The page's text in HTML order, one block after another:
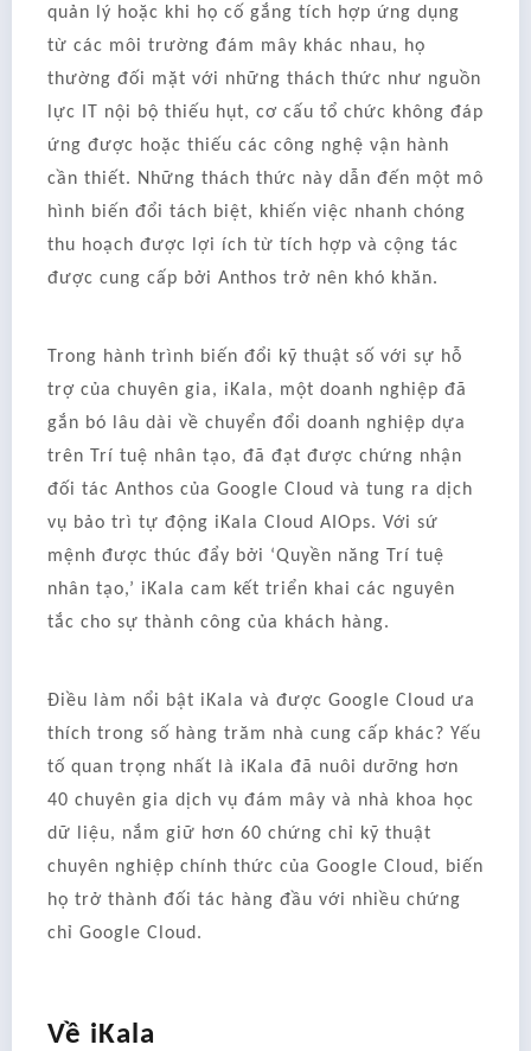
quản lý hoặc khi họ cố gắng tích hợp ứng dụng
từ các môi trường đám mây khác nhau, họ
thường đối mặt với những thách thức như nguồn
lực IT nội bộ thiếu hụt, cơ cấu tổ chức không đáp
ứng được hoặc thiếu các công nghệ vận hành
cần thiết. Những thách thức này dẫn đến một mô
hình biến đổi tách biệt, khiến việc nhanh chóng
thu hoạch được lợi ích từ tích hợp và cộng tác
được cung cấp bởi Anthos trở nên khó khăn.
Trong hành trình biến đổi kỹ thuật số với sự hỗ
trợ của chuyên gia, iKala, một doanh nghiệp đã
gắn bó lâu dài về chuyển đổi doanh nghiệp dựa
trên Trí tuệ nhân tạo, đã đạt được chứng nhận
đối tác Anthos của Google Cloud và tung ra dịch
vụ bảo trì tự động iKala Cloud AIOps. Với sứ
mệnh được thúc đẩy bởi ‘Quyền năng Trí tuệ
nhân tạo,’ iKala cam kết triển khai các nguyên
tắc cho sự thành công của khách hàng.
Điều làm nổi bật iKala và được Google Cloud ưa
thích trong số hàng trăm nhà cung cấp khác? Yếu
tố quan trọng nhất là iKala đã nuôi dưỡng hơn
40 chuyên gia dịch vụ đám mây và nhà khoa học
dữ liệu, nắm giữ hơn 60 chứng chỉ kỹ thuật
chuyên nghiệp chính thức của Google Cloud, biến
họ trở thành đối tác hàng đầu với nhiều chứng
chỉ Google Cloud.
Về iKala